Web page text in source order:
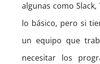
algunas como
lo básico, pero si
un equipo que
necesitar los